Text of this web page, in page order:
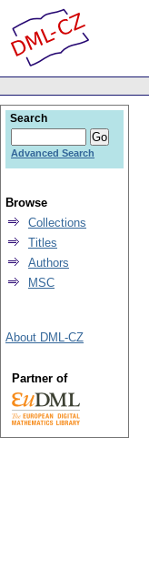
Search
Advanced Search
Browse
Collections
Titles
Authors
MSC
About DML-CZ
Partner of